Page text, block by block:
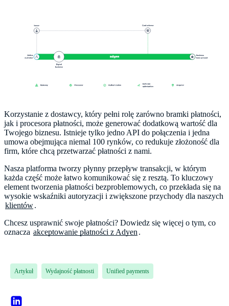
Korzystanie z dostawcy, który pełni rolę zarówno bramki płatności,
jak i procesora płatności, może generować dodatkową wartość dla
Twojego biznesu. Istnieje tylko jedno API do połączenia i jedna
umowa obejmująca niemal 100 rynków, co redukuje złożoność dla
firm, które chcą przetwarzać płatności z nami.
Nasza platforma tworzy płynny przepływ transakcji, w którym
każda część może łatwo komunikować się z resztą. To kluczowy
element tworzenia płatności bezproblemowych, co przekłada się na
wysokie wskaźniki autoryzacji i zwiększone przychody dla naszych
klientów.
Chcesz usprawnić swoje płatności? Dowiedz się więcej o tym, co
oznacza akceptowanie płatności z Adyen .
Artykuł Wydajność płatnosti Unified payments